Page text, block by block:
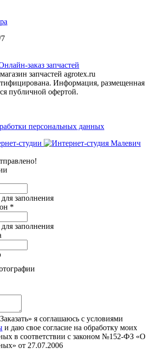
заказ запчастей
запчастей agrotex.ru
Информация, размещенная
публичной офертой.
персональных данных
студии
заполнения
*
заполнения
я соглашаюсь с условиями
и даю свое согласие на обработку моих
в соответствии с законом №152-ФЗ «О
от 27.07.2006